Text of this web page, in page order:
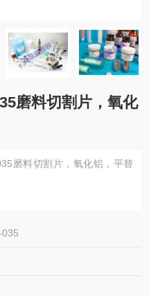
磨料切割片，氧化
磨料切割片，氧化铝，平替
英寸，1.25 英寸心轴孔
035